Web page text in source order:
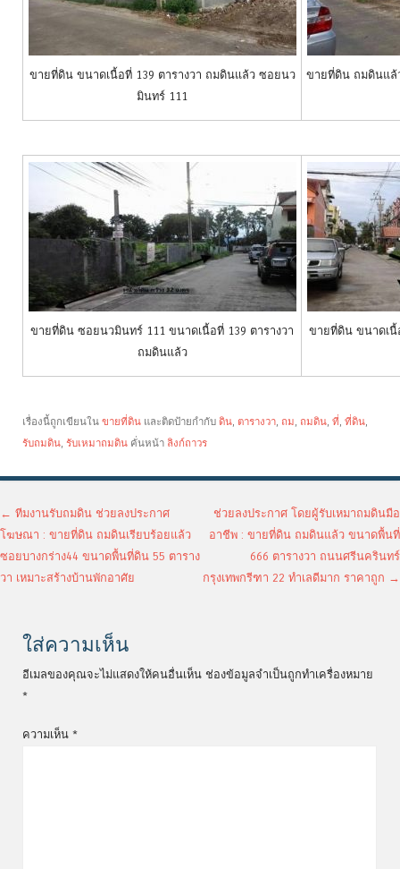
ขายที่ดิน ขนาดเนื้อที่ 139 ตารางวา ถมดินแล้ว ซอยนว
มินทร์ 111
ขายที่ดิน ถมดินแล้
ขายที่ดิน ซอยนวมินทร์ 111 ขนาดเนื้อที่ 139 ตารางวา
ถมดินแล้ว
ขายที่ดิน ขนาดเนื้
เรื่องนี้ถูกเขียนใน ขายที่ดิน และติดป้ายกำกับ ดิน, ตารางวา, ถม, ถมดิน, ที่, ที่ดิน,
รับถมดิน, รับเหมาถมดิน คั่นหน้า ลิงก์ถาวร
เมนูนำทางเรื่อง
← ทีมงานรับถมดิน ช่วยลงประกาศ
โฆษณา : ขายที่ดิน ถมดินเรียบร้อยแล้ว
ซอยบางกร่าง44 ขนาดพื้นที่ดิน 55 ตาราง
วา เหมาะสร้างบ้านพักอาศัย
ช่วยลงประกาศ โดยผู้รับเหมาถมดินมือ
อาชีพ : ขายที่ดิน ถมดินแล้ว ขนาดพื้นที่
666 ตารางวา ถนนศรีนครินทร์
กรุงเทพกรีฑา 22 ทำเลดีมาก ราคาถูก →
ใส่ความเห็น
อีเมลของคุณจะไม่แสดงให้คนอื่นเห็น ช่องข้อมูลจำเป็นถูกทำเครื่องหมาย
*
ความเห็น *